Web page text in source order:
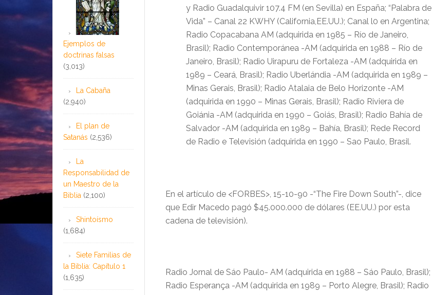
y Radio Guadalquivir 107.4 FM (en Sevilla) en España; “Palabra de
Vida” – Canal 22 KWHY (California,EE.UU.); Canal l0 en Argentina;
Radio Copacabana AM (adquirida en 1985 – Río de Janeiro,
Brasil); Radio Contemporánea -AM (adquirida en 1988 – Río de
Janeiro, Brasil); Radio Uirapuru de Fortaleza -AM (adquirida en
1989 – Ceará, Brasil); Radio Uberlándia -AM (adquirida en 1989 –
Minas Gerais, Brasil); Radio Atalaia de Belo Horizonte -AM
(adquirida en 1990 – Minas Gerais, Brasil); Radio Riviera de
Goiánia -AM (adquirida en 1990 – Goiás, Brasil); Radio Bahía de
Salvador -AM (adquirida en 1989 – Bahía, Brasil); Rede Record
de Radio e Televisión (adquirida en 1990 – Sao Paulo, Brasil.
En el artículo de <FORBES>, 15-10-90 -“The Fire Down South”-, dice
que Edir Macedo pagó $45.000.000 de dólares (EE.UU.) por esta
cadena de televisión).
Radio Jornal de Sáo Paulo- AM (adquirida en 1988 – Sáo Paulo, Brasil);
Radio Esperança -AM (adquirida en 1989 – Porto Alegre, Brasil); Radio
Ejemplos de
doctrinas falsas
(3,013)
La Cabaña
(2,940)
El plan de
Satanás (2,536)
La
Responsabilidad de
un Maestro de la
Biblia (2,100)
Shintoísmo
(1,684)
Siete Familias de
la Biblia: Capítulo 1
(1,635)